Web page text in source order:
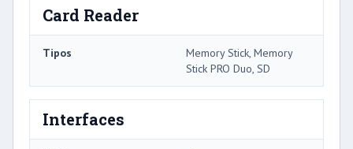
Card Reader
Tipos
Memory Stick, Memory
Stick PRO Duo, SD
Interfaces